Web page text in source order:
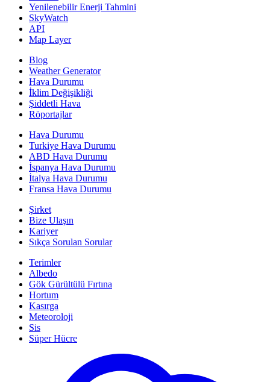
Yenilenebilir Enerji Tahmini
SkyWatch
API
Map Layer
Blog
Weather Generator
Hava Durumu
İklim Değişikliği
Şiddetli Hava
Röportajlar
Hava Durumu
Turkiye Hava Durumu
ABD Hava Durumu
İspanya Hava Durumu
İtalya Hava Durumu
Fransa Hava Durumu
Şirket
Bize Ulaşın
Kariyer
Sıkça Sorulan Sorular
Terimler
Albedo
Gök Gürültülü Fırtına
Hortum
Kasırga
Meteoroloji
Sis
Süper Hücre